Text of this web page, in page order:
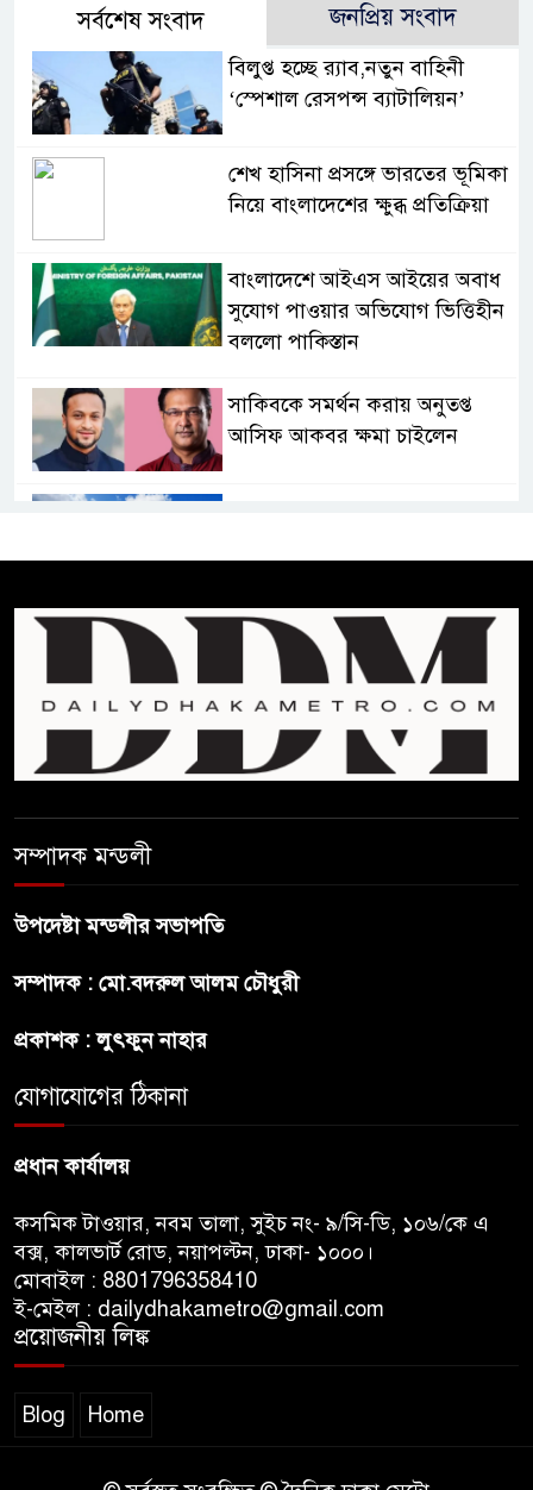
সর্বশেষ সংবাদ জনপ্রিয় সংবাদ
বিলুপ্ত হচ্ছে র‍্যাব,নতুন বাহিনী
‘স্পেশাল রেসপন্স ব্যাটালিয়ন’
শেখ হাসিনা প্রসঙ্গে ভারতের ভূমিকা
নিয়ে বাংলাদেশের ক্ষুব্ধ প্রতিক্রিয়া
বাংলাদেশে আইএস আইয়ের অবাধ
সুযোগ পাওয়ার অভিযোগ ভিত্তিহীন
বললো পাকিস্তান
সাকিবকে সমর্থন করায় অনুতপ্ত
আসিফ আকবর ক্ষমা চাইলেন
প্রথম শ্রেণি ছাড়া অন্য সব শ্রেণিতে
হবে ভর্তি পরীক্ষা: শিক্ষা মন্ত্রণালয়
জনগনের অধিকার আদায়ে এসেছিঃ
জামাতের আমির
বন্ধুত্ব : ব্রেট লি
সম্পাদক মন্ডলী
উপদেষ্টা মন্ডলীর সভাপতি
সম্পাদক : মো.বদরুল আলম চৌধুরী
প্রকাশক : লুৎফুন নাহার
যোগাযোগের ঠিকানা
প্রধান কার্যালয়
কসমিক টাওয়ার, নবম তালা, সুইচ নং- ৯/সি-ডি, ১০৬/কে এ
বক্স, কালভার্ট রোড, নয়াপল্টন, ঢাকা- ১০০০।
মোবাইল : 8801796358410
ই-মেইল : dailydhakametro@gmail.com
প্রয়োজনীয় লিঙ্ক
Blog Home